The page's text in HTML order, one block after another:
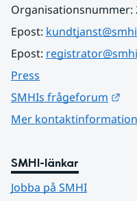
Organisationsnummer:
Epost:
Epost:
Press
SMHIs frågeforum
Mer kontaktinformation
SMHI-länkar
Jobba på SMHI